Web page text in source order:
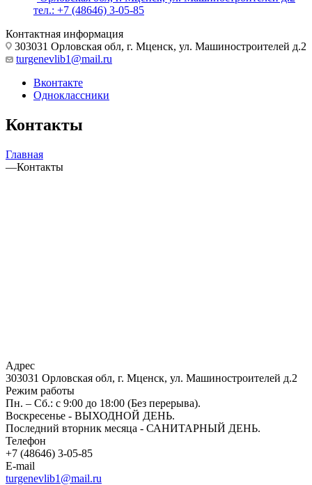
тел.: +7 (48646) 3-05-85
Контактная информация
303031 Орловская обл, г. Мценск, ул. Машиностроителей д.2
turgenevlib1@mail.ru
Вконтакте
Одноклассники
Контакты
Главная
—Контакты
Адрес
303031 Орловская обл, г. Мценск, ул. Машиностроителей д.2
Режим работы
Пн. – Сб.: с 9:00 до 18:00 (Без перерыва).
Воскресенье - ВЫХОДНОЙ ДЕНЬ.
Последний вторник месяца - САНИТАРНЫЙ ДЕНЬ.
Телефон
+7 (48646) 3-05-85
E-mail
turgenevlib1@mail.ru